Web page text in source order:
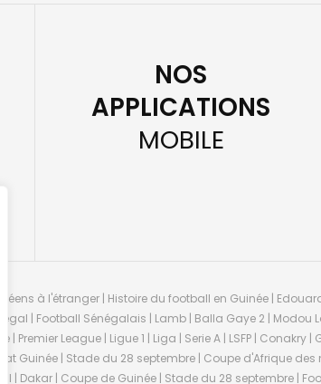
NOS
APPLICATIONS
MOBILE
à l'étranger | Histoire du football en Guinée |
| Football Sénégalais | Lamb | Balla Gaye 2 | Modou
Premier League | Ligue 1 | Liga | Serie A | LSFP | Conakry
Guinée | Stade du 28 septembre | Coupe d'Afrique
| Dakar | Coupe de Guinée | Stade du 28 septembre |